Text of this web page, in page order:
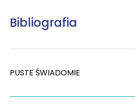
Bibliografia
PUSTE ŚWIADOMIE